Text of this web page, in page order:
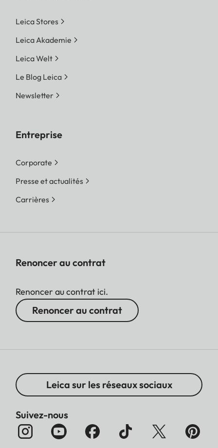
Leica Stores
Leica Akademie
Leica Welt
Le Blog Leica
Newsletter
Entreprise
Corporate
Presse et actualités
Carrières
Renoncer au contrat
Renoncer au contrat ici.
Renoncer au contrat
Leica sur les réseaux sociaux
Suivez-nous